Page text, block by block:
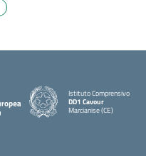
Istituto Comprensivo
DD1 Cavour
Marcianise (CE)